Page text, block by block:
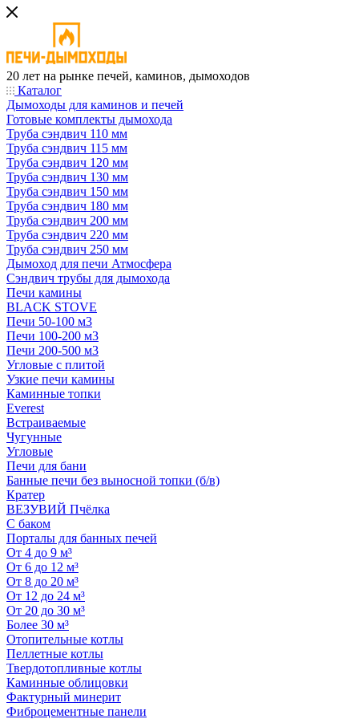
20 лет на рынке печей, каминов, дымоходов
Каталог
Дымоходы для каминов и печей
Готовые комплекты дымохода
Труба сэндвич 110 мм
Труба сэндвич 115 мм
Труба сэндвич 120 мм
Труба сэндвич 130 мм
Труба сэндвич 150 мм
Труба сэндвич 180 мм
Труба сэндвич 200 мм
Труба сэндвич 220 мм
Труба сэндвич 250 мм
Дымоход для печи Атмосфера
Сэндвич трубы для дымохода
Печи камины
BLACK STOVE
Печи 50-100 м3
Печи 100-200 м3
Печи 200-500 м3
Угловые с плитой
Узкие печи камины
Каминные топки
Everest
Встраиваемые
Чугунные
Угловые
Печи для бани
Банные печи без выносной топки (б/в)
Кратер
ВЕЗУВИЙ Пчёлка
С баком
Порталы для банных печей
От 4 до 9 м³
От 6 до 12 м³
От 8 до 20 м³
От 12 до 24 м³
От 20 до 30 м³
Более 30 м³
Отопительные котлы
Пеллетные котлы
Твердотопливные котлы
Каминные облицовки
Фактурный минерит
Фиброцементные панели